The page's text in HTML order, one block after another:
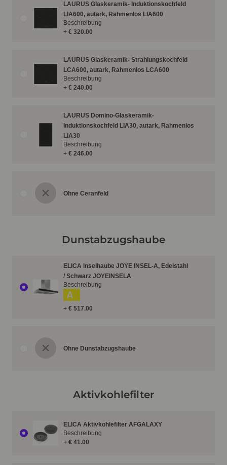
LAURUS Glaskeramik- Induktionskochfeld
LIA600, autark, Rahmenlos LIA600
+ € 320.00
Beschreibung
LAURUS Glaskeramik- Strahlungskochfeld
LCA600, autark, Rahmenlos LCA600
+ € 240.00
Beschreibung
LAURUS Domino-Glaskeramik-
Induktionskochfeld LIA30, autark, Rahmenlos
LIA30
+ € 246.00
Beschreibung
Ohne Ceranfeld
Dunstabzugshaube
ELICA Inselhaube JOYE INSEL-A, Edelstahl
/ Schwarz JOYEINSELA
+ € 517.00
A
Beschreibung
Ohne Dunstabzugshaube
Aktivkohlefilter
ELICA Aktivkohlefilter AFGALAXY
+ € 41.00
Beschreibung